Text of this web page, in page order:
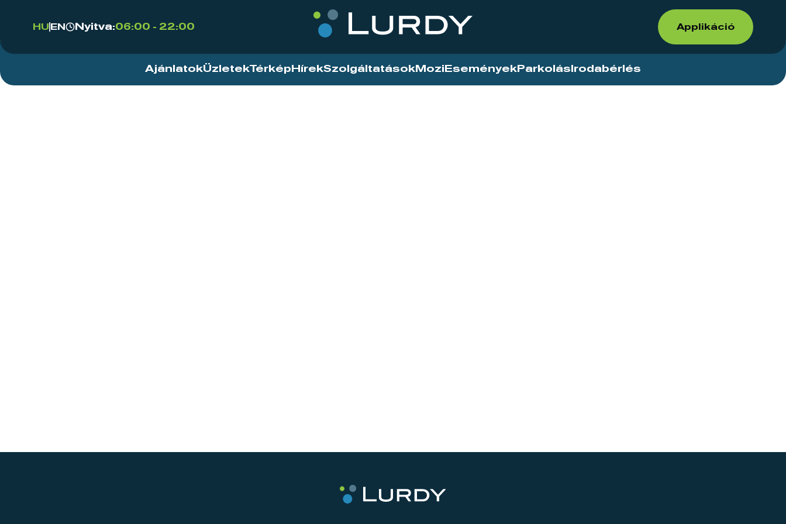
HU EN Nyitva:06:00 - 22:00 Applikáció
AjánlatokÜzletekTérkép HírekSzolgáltatások Mozi Események Parkolás Irodabérlés